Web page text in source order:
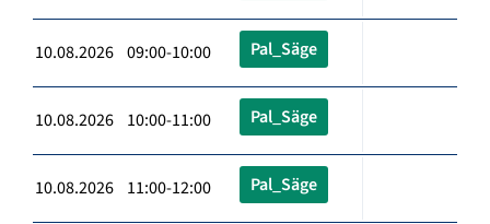
10.08.2026 09:00-10:00 Pal_Säge
10.08.2026 10:00-11:00 Pal_Säge
10.08.2026 11:00-12:00 Pal_Säge